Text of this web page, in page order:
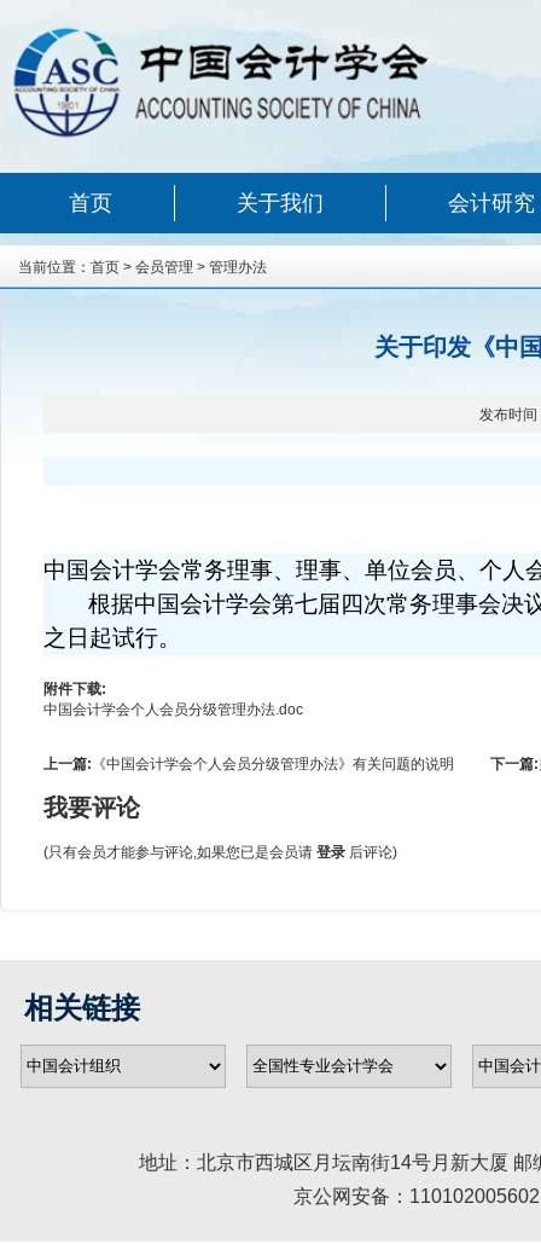
首页 关于我们 会计研究
当前位置： 首页 > 会员管理 > 管理办法
关于印发《中
发布时间
中国会计学会常务理事、理事、单位会员、个人
根据中国会计学会第七届四次常务理事会决
之日起试行。
附件下载:
中国会计学会个人会员分级管理办法.doc
上一篇: 《中国会计学会个人会员分级管理办法》有关问题的说明 下一篇:
我要评论
(只有会员才能参与评论,如果您已是会员请 登录 后评论)
相关链接
地址：北京市西城区月坛南街14号月新大厦
京公网安备：